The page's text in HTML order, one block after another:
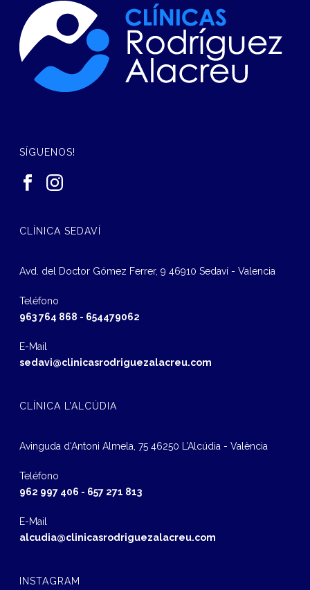
SÍGUENOS!
CLÍNICA SEDAVÍ
Avd. del Doctor Gómez Ferrer, 9 46910 Sedaví - Valencia
Teléfono
963 764 868 - 654479062
E-Mail
sedavi@clinicasrodriguezalacreu.com
CLÍNICA L’ALCÚDIA
Avinguda d‘Antoni Almela, 75 46250 L’Alcúdia - València
Teléfono
962 997 406 - 657 271 813
E-Mail
alcudia@clinicasrodriguezalacreu.com
INSTAGRAM